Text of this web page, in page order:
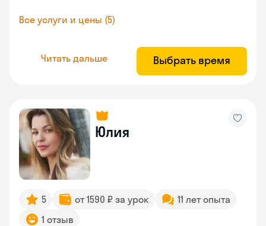
Все услуги и цены (5)
Читать дальше Выбрать время
Юлия
5 от 1590 ₽ за урок
11 лет опыта
1 отзыв